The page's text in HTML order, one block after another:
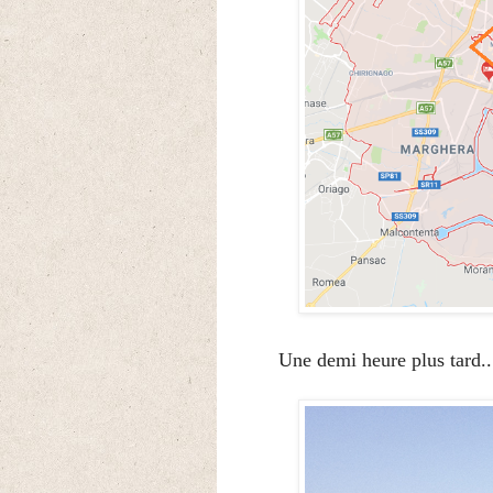
Une demi heure plus